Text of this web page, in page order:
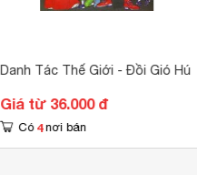
Danh Tác Thế Giới - Đồi Gió Hú
Giá từ 36.000 đ
Có 4 nơi bán